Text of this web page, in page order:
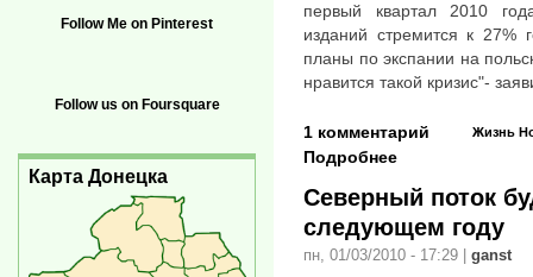
первый квартал 2010
изданий стремится к 27%
планы по экспании на
нравится такой кризис"-
Жизнь
1 комментарий
Подробнее
Северный поток
следующем году
пн, 01/03/2010 - 17:29 ganst
Follow Me on Pinterest
Follow us on Foursquare
Карта Донецка